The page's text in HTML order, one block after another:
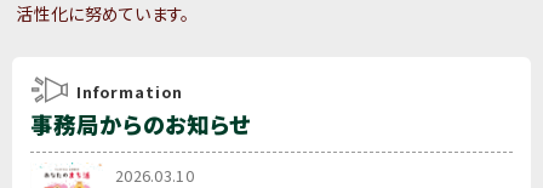
活性化に努めています。
Information
事務局からのお知らせ
2026.03.10